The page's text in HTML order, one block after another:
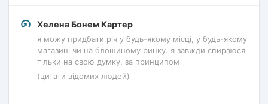
Хелена Бонем Картер
я можу придбати річ у будь-якому місці, у будь-якому
магазині чи на блошиному ринку. я завжди спираюся
тільки на свою думку, за принципом
(цитати відомих людей)